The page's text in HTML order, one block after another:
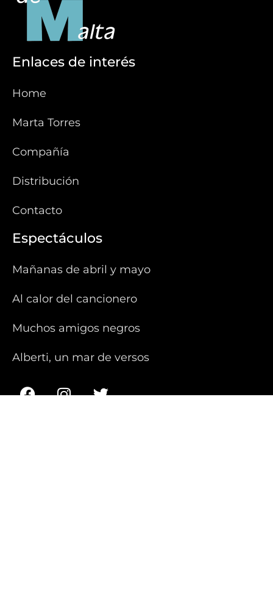
Enlaces de interés
Home
Marta Torres
Compañía
Distribución
Contacto
Espectáculos
Mañanas de abril y mayo
Al calor del cancionero
Muchos amigos negros
Alberti, un mar de versos